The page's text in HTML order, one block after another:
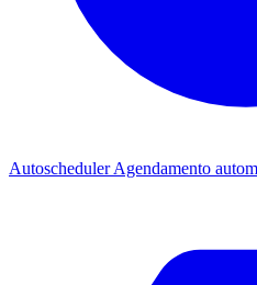
AutoschedulerAgendamento